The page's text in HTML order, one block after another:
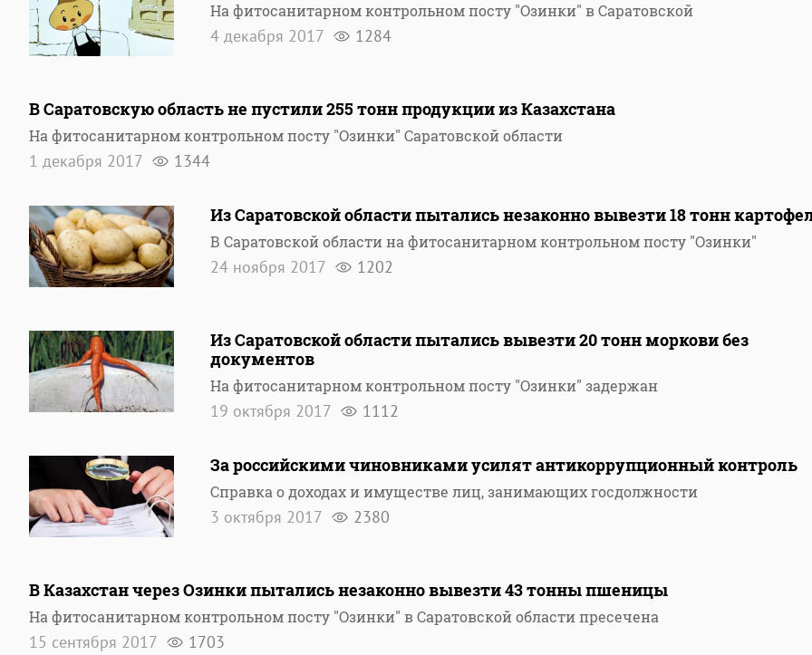
На фитосанитарном контрольном посту "Озинки" в Саратовской
4 декабря 2017 1284
В Саратовскую область не пустили 255 тонн продукции из Казахстана
На фитосанитарном контрольном посту "Озинки" Саратовской области
1 декабря 2017 1344
Из Саратовской области пытались незаконно вывезти 18 тонн
В Саратовской области на фитосанитарном контрольном посту "Озинки"
24 ноября 2017 1202
Из Саратовской области пытались вывезти 20 тонн моркови без
документов
На фитосанитарном контрольном посту "Озинки" задержан
19 октября 2017 1112
За российскими чиновниками усилят антикоррупционный контроль
Справка о доходах и имуществе лиц, занимающих госдолжности
3 октября 2017 2380
В Казахстан через Озинки пытались незаконно вывезти 43 тонны пшеницы
На фитосанитарном контрольном посту "Озинки" в Саратовской области пресечена
15 сентября 2017 1703